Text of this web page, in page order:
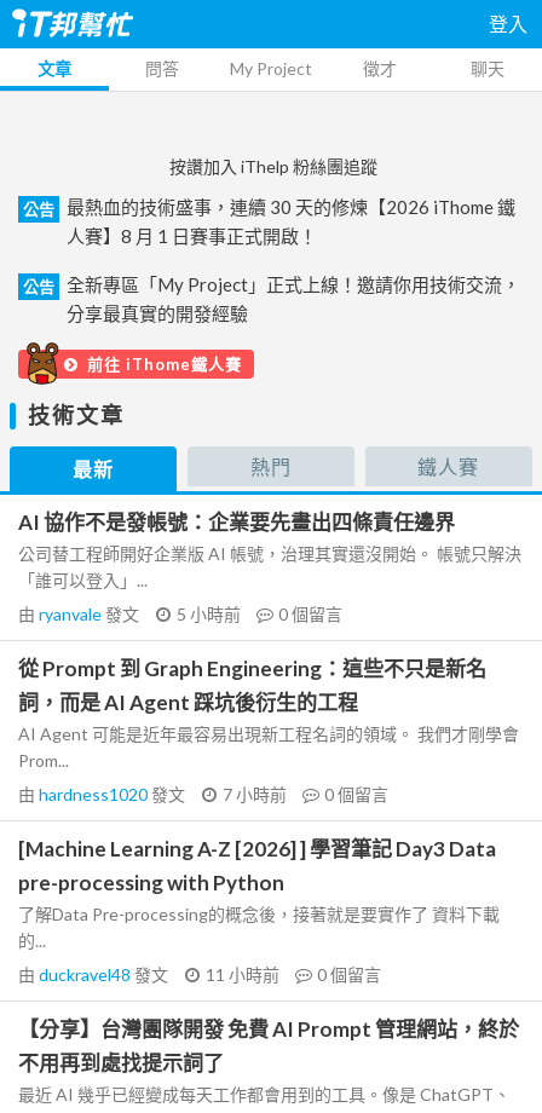
登入
文章 問答 My Project 徵才 聊天
按讚加入 iThelp 粉絲團追蹤
公告
最熱血的技術盛事，連續 30 天的修煉【2026 iThome 鐵
人賽】8 月 1 日賽事正式開啟！
公告
全新專區「My Project」正式上線！邀請你用技術交流，
分享最真實的開發經驗
前往 iThome鐵人賽
技術文章
最新 熱門 鐵人賽
AI 協作不是發帳號：企業要先畫出四條責任邊界
公司替工程師開好企業版 AI 帳號，治理其實還沒開始。 帳號只解決
「誰可以登入」...
由 ryanvale發文 5 小時前 0個留言
從 Prompt 到 Graph Engineering：這些不只是新名
詞，而是 AI Agent 踩坑後衍生的工程
AI Agent 可能是近年最容易出現新工程名詞的領域。 我們才剛學會
Prom...
由 hardness1020發文 7 小時前 0個留言
[Machine Learning A-Z [2026] ] 學習筆記 Day3 Data
pre-processing with Python
了解Data Pre-processing的概念後，接著就是要實作了 資料下載
的...
由 duckravel48 發文 11 小時前 0個留言
【分享】台灣團隊開發 免費 AI Prompt 管理網站，終於
不用再到處找提示詞了
最近 AI 幾乎已經變成每天工作都會用到的工具。像是 ChatGPT、